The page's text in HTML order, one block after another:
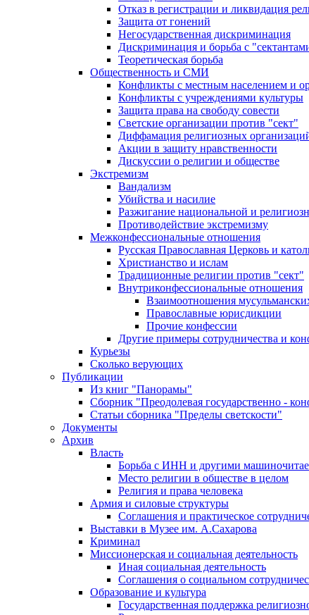
Отказ в регистрации и ликвидация
Защита от гонений
Негосударственная дискриминация
Дискриминация и борьба с
Теоретическая борьба
Общественность и СМИ
Конфликты с местным населением и
Конфликты с учреждениями культуры
Защита права на свободу совести
Светские организации против "сект"
Диффамация религиозных
Акции в защиту нравственности
Дискуссии о религии и обществе
Экстремизм
Вандализм
Убийства и насилие
Разжигание национальной и
Противодействие экстремизму
Межконфессиональные отношения
Русская Православная Церковь и
Христианство и ислам
Традиционные религии против "сект"
Внутриконфессиональные отношения
Взаимоотношения
Православные юрисдикции
Прочие конфессии
Другие примеры сотрудничества и
Курьезы
Сколько верующих
Публикации
Из книг "Панорамы"
Сборник "Преодолевая государственно -
Статьи сборника "Пределы светскости"
Документы
Архив
Власть
Борьба с ИНН и другими
Место религии в обществе в целом
Религия и права человека
Армия и силовые структуры
Соглашения и практическое
Выставки в Музее им. А.Сахарова
Криминал
Миссионерская и социальная деятельность
Иная социальная деятельность
Соглашения о социальном
Образование и культура
Государственная поддержка